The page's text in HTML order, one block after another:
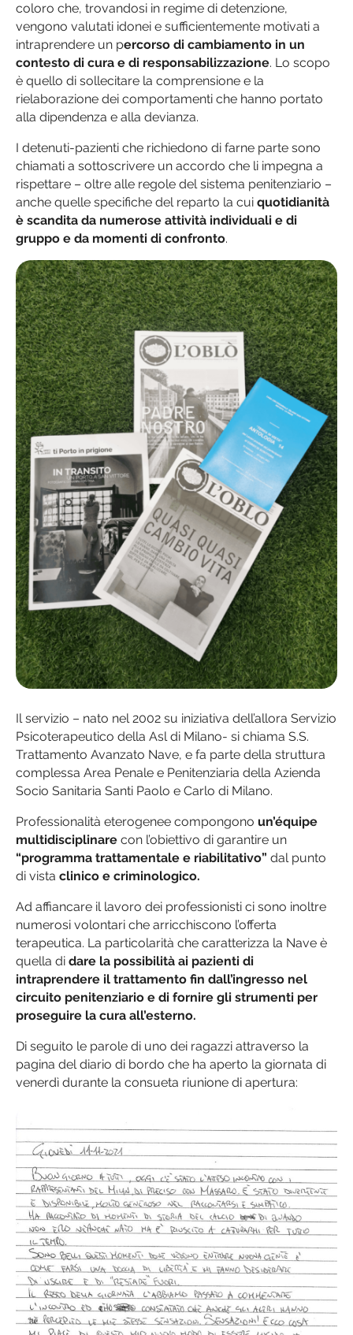
coloro che, trovandosi in regime di detenzione,
vengono valutati idonei e sufficientemente motivati a
intraprendere un percorso di cambiamento in un
contesto di cura e di responsabilizzazione. Lo scopo
è quello di sollecitare la comprensione e la
rielaborazione dei comportamenti che hanno portato
alla dipendenza e alla devianza.
I detenuti-pazienti che richiedono di farne parte sono
chiamati a sottoscrivere un accordo che li impegna a
rispettare – oltre alle regole del sistema penitenziario –
anche quelle specifiche del reparto la cui quotidianità
è scandita da numerose attività individuali e di
gruppo e da momenti di confronto.
Il servizio – nato nel 2002 su iniziativa dell’allora Servizio
Psicoterapeutico della Asl di Milano- si chiama S.S.
Trattamento Avanzato Nave, e fa parte della struttura
complessa Area Penale e Penitenziaria della Azienda
Socio Sanitaria Santi Paolo e Carlo di Milano.
Professionalità eterogenee compongono un’équipe
multidisciplinare con l’obiettivo di garantire un
“programma trattamentale e riabilitativo” dal punto
di vista clinico e criminologico.
Ad affiancare il lavoro dei professionisti ci sono inoltre
numerosi volontari che arricchiscono l’offerta
terapeutica. La particolarità che caratterizza la Nave è
quella di dare la possibilità ai pazienti di
intraprendere il trattamento fin dall’ingresso nel
circuito penitenziario e di fornire gli strumenti per
proseguire la cura all’esterno.
Di seguito le parole di uno dei ragazzi attraverso la
pagina del diario di bordo che ha aperto la giornata di
venerdì durante la consueta riunione di apertura: